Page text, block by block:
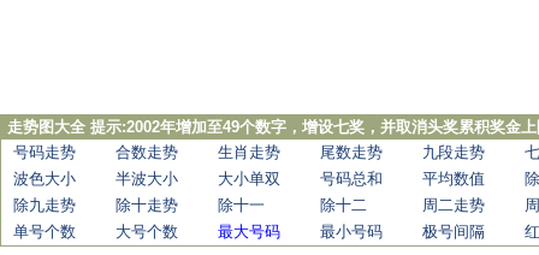
走势图大全 提示:2002年增加至49个数字，增设七奖，并取消头奖累积奖金
号码走势
合数走势 生肖走势 尾数走势 九段走势
波色大小
半波大小 大小单双 号码总和 平均数值
除九走势
除十走势 除十一 除十二 周二走势
单号个数
大号个数 最大号码 最小号码 极号间隔